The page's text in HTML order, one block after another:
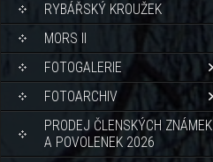
RYBÁŘSKÝ KROUŽEK
MORS II
FOTOGALERIE
FOTOARCHIV
PRODEJ ČLENSKÝCH ZNÁMEK
A POVOLENEK 2026